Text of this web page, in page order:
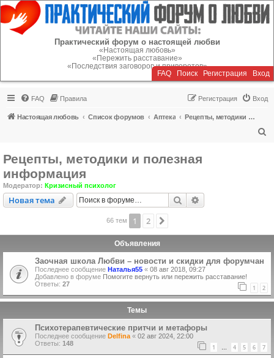
Регистрация
Практический форум о настоящей любви
«Настоящая любовь»
«Пережить расставание»
«Последствия заговоров и приворотов»
FAQ Поиск Регистрация Вход
FAQ Правила Вход
Регистрация
Настоящая любовь Список форумов Аптека
Рецепты, методики и полезная информация
Рецепты, методики и полезная
информация
Модератор: Кризисный психолог
Новая тема
Новаятема Поиск
66 тем 1 2
Объявления
Заочная школа Любви – новости и скидки для форумчан
Последнее сообщение Наталья55 « 08 авг 2018, 09:27
Добавлено в форуме Помогите вернуть или пережить расставание!
Ответы: 27 1 2
Темы
Психотерапевтические притчи и метафоры
Последнее сообщение Delfina « 02 авг 2024, 22:00
Ответы: 148 1 4 5 6 7